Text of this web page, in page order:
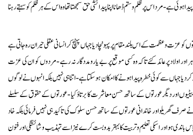
ہے - مرد اس پر ظلم وستم ڈھانا اپنا پیدائشی حق سمجھتا تھا وہ اس کے ہر ظلم کو سہتے رہنا
وعظمت کے اس بلند مقام پر پہونچا دیا جہاں پہنچ کر انسانی عقلی حیران رہ جاتی ہے
پر عائد کئے تاکہ وہ کسی موقع پر بے یارو مددگار نہ رہے - مردوں کو ان کی عزت
جہاں سے کوئی خطرہ پیدا ہونے کا امکان ہوسکتا ہے - اتنا ہی نہیں بلکہ انہوں نے لوگوں
اور دیگر عورتوں کے ساتھ حسن معاشرت کا برتاؤ کیا - عورتوں کے حقوق کے سلسلے
گھریلو اور خاندانی عورتوں کے ساتھ حسن سلوک کی تاکید ہی نہیں فرمائی بلکہ خاد
ہو اور اسکی تعلیم وتربیت کا بہتر بدوبست کرے نیز اسے تہذیب وشائستگی اور فنون